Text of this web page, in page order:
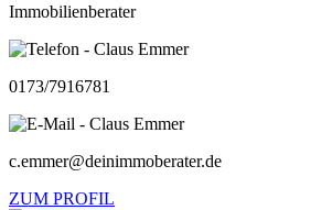
Immobilienberater
0173/7916781
c.emmer@deinimmoberater.de
ZUM PROFIL